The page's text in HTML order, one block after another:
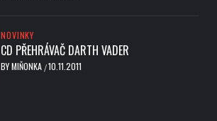
NOVINKY
CD PŘEHRÁVAČ DARTH VADER
BYMIŇONKA /10.11.2011